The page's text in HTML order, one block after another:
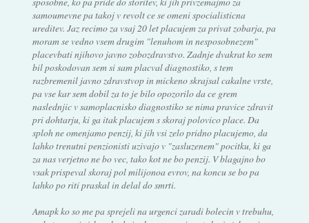
samoumevne pa takoj v revolt ce se omeni spocialisticna
ureditev. Jaz recimo za vsaj 20 let placujem za privat zobarja, pa
moram se vedno vsem drugim "lenuhom in nesposobnezem"
placevbati njihovo javno zobozdravstvo. Zadnje dvakrat ko sem
bil poskodovan sem si sam placval diagnostiko, s tem
razbremenil javno zdravstvop in mickeno skrajsal cakalne vrste,
pa vse kar sem dobil za to je bilo opozorilo da ce grem
naslednjic v samoplacnisko diagnostiko se nima pravice zdravit
pri dohtarju, ki ga itak placujem s skoraj polovico place. Da
sploh ne omenjamo penzij, ki jih vsi zelo pridno placujemo, da
lahko trenutni penzionisti uzivajo v "zasluzenem" pocitku, ki ga
za nas verjetno ne bo vec, tako kot ne bo penzij. V blagajno bo
vsak prispeval skoraj pol milijonoa evrov, na koncu se bo pa
lahko po riti praskal in delal do smrti.
Amapk ko so me pa sprejeli na urgenci zaradi bolecin v trebuhu,